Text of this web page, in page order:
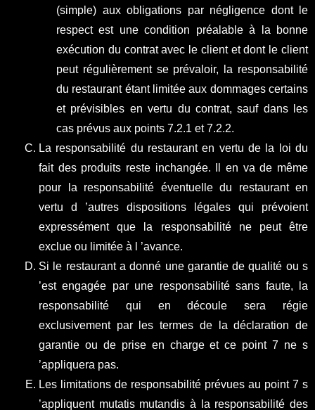
(simple) aux obligations par négligence dont le
respect est une condition préalable à la bonne
exécution du contrat avec le client et dont le client
peut régulièrement se prévaloir, la responsabilité
du restaurant étant limitée aux dommages certains
et prévisibles en vertu du contrat, sauf dans les
cas prévus aux points 7.2.1 et 7.2.2.
La responsabilité du restaurant en vertu de la loi du
fait des produits reste inchangée. Il en va de même
pour la responsabilité éventuelle du restaurant en
vertu d ’autres dispositions légales qui prévoient
expressément que la responsabilité ne peut être
exclue ou limitée à l ’avance.
Si le restaurant a donné une garantie de qualité ou s
’est engagée par une responsabilité sans faute, la
responsabilité qui en découle sera régie
exclusivement par les termes de la déclaration de
garantie ou de prise en charge et ce point 7 ne s
’appliquera pas.
Les limitations de responsabilité prévues au point 7 s
’appliquent mutatis mutandis à la responsabilité des